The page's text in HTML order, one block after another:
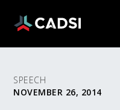
SPEECH
NOVEMBER 26, 2014